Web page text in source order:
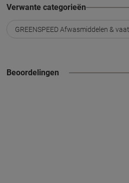
Verwante categorieën
GREENSPEED Afwasmiddelen &
Beoordelingen